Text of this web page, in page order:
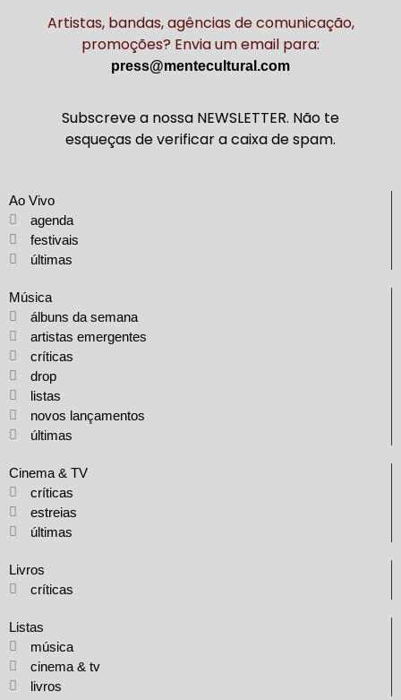
Artistas, bandas, agências de comunicação,
promoções? Envia um email para:
press@mentecultural.com
Subscreve a nossa NEWSLETTER. Não te
esqueças de verificar a caixa de spam.
Ao Vivo
agenda
festivais
últimas
Música
álbuns da semana
artistas emergentes
críticas
drop
listas
novos lançamentos
últimas
Cinema & TV
críticas
estreias
últimas
Livros
críticas
Listas
música
cinema & tv
livros